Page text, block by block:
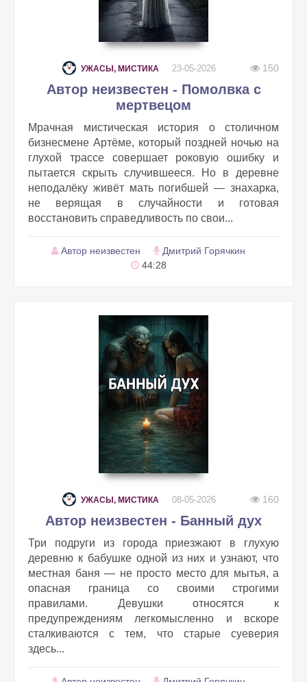
УЖАСЫ, МИСТИКА 23-05-2026 150
Автор неизвестен - Помолвка с
мертвецом
Мрачная мистическая история о столичном
бизнесмене Артёме, который поздней ночью на
глухой трассе совершает роковую ошибку и
пытается скрыть случившееся. Но в деревне
неподалёку живёт мать погибшей — знахарка,
не верящая в случайности и готовая
восстановить справедливость по свои...
Автор неизвестен
Дмитрий Горячкин
44:28
УЖАСЫ, МИСТИКА 08-05-2026 160
Автор неизвестен - Банный дух
Три подруги из города приезжают в глухую
деревню к бабушке одной из них и узнают, что
местная баня — не просто место для мытья, а
опасная граница со своими строгими
правилами. Девушки относятся к
предупреждениям легкомысленно и вскоре
сталкиваются с тем, что старые суеверия
здесь...